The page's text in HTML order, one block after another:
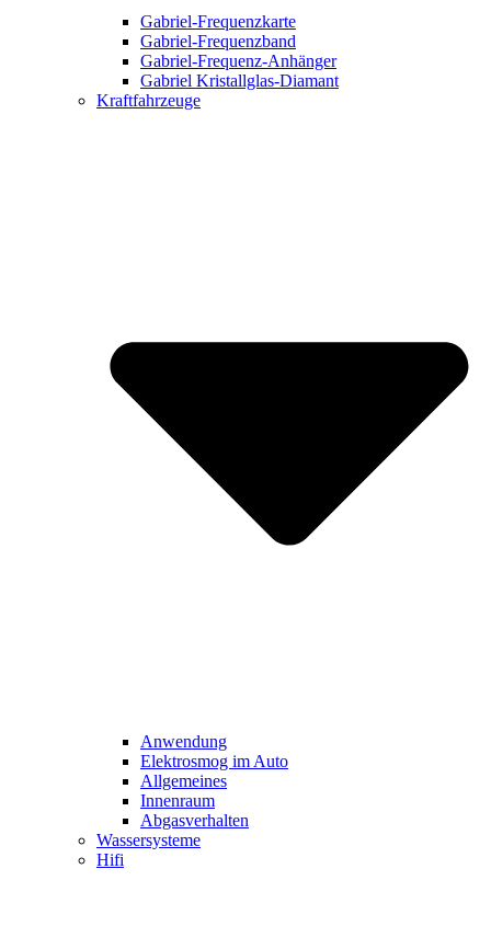
Gabriel-Frequenzkarte
Gabriel-Frequenzband
Gabriel-Frequenz-Anhänger
Gabriel Kristallglas-Diamant
Kraftfahrzeuge
Anwendung
Elektrosmog im Auto
Allgemeines
Innenraum
Abgasverhalten
Wassersysteme
Hifi